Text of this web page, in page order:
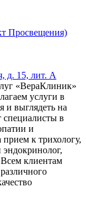
Просвещения)
д. 15, лит. А
«ВераКлиник»
услуги в
и выглядеть на
специалисты в
и
к трихологу,
клиентам